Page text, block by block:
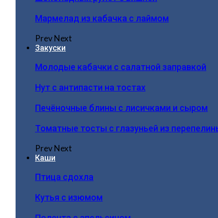
Мармелад из кабачка с лаймом
PrevNext
Закуски
Молодые кабачки с салатной заправкой
Нут с антипасти на тостах
Печёночные блины с лисичками и сыром
Томатные тосты с глазуньей из
PrevNext
Каши
Птица сдохла
Кутья с изюмом